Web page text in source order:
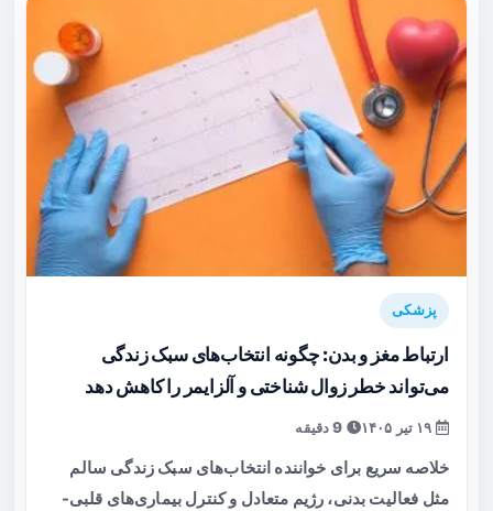
پزشکی
ارتباط مغز و بدن: چگونه انتخاب‌های سبک زندگی
می‌تواند خطر زوال شناختی و آلزایمر را کاهش دهد
خلاصه سریع برای خواننده انتخاب‌های سبک زندگی سالم
مثل فعالیت بدنی، رژیم متعادل و کنترل بیماری‌های قلبی-